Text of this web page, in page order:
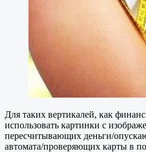
Для таких вертикалей, как
использовать картинки с
пересчитывающих деньги/
автомата/проверяющих карты в